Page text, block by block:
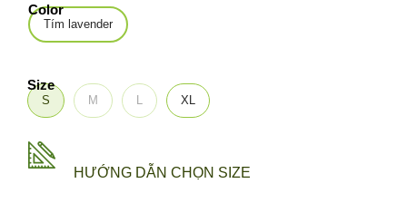
S M XL
Size
Tím lavender
Color
HƯỚNG DẪN CHỌN SIZE